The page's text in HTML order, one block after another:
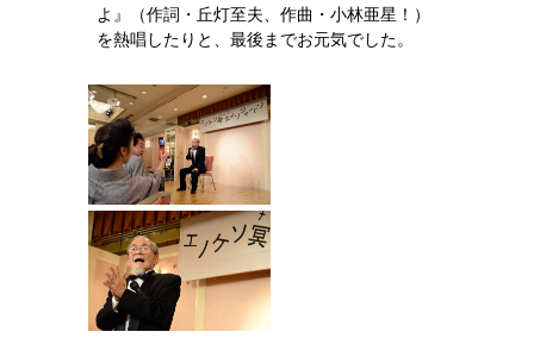
よ』（作詞・丘灯至夫、作曲・小林亜星！）
を熱唱したりと、最後までお元気でした。